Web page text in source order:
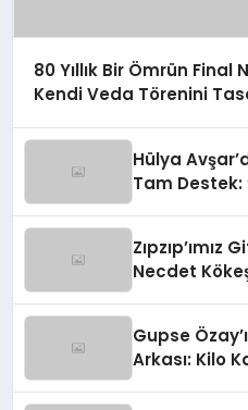
80 Yıllık Bir Ömrün Final
Kendi Veda Törenini
Hülya
Tam Destek:
Zıpzıp’ımız
Necdet
Gupse
Arkası: Kilo